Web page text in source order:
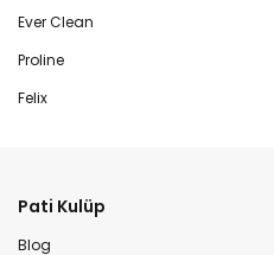
Ever Clean
Proline
Felix
Pati Kulüp
Blog